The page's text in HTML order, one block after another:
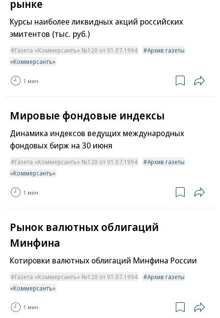
рынке
Курсы наиболее ликвидных акций российских
эмитентов (тыс. руб.)
Газета «Коммерсантъ» №120 от 01.07.1994
Архив газеты
«Коммерсантъ»
1 мин.
Мировые фондовые индексы
Динамика индексов ведущих международных
фондовых бирж на 30 июня
Газета «Коммерсантъ» №120 от 01.07.1994
Архив газеты
«Коммерсантъ»
1 мин.
Рынок валютных облигаций
Минфина
Котировки валютных облигаций Минфина России
Газета «Коммерсантъ» №120 от 01.07.1994
Архив газеты
«Коммерсантъ»
1 мин.